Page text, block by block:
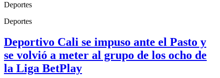
Deportes
Deportes
Deportivo Cali se impuso ante el Pasto y
se volvió a meter al grupo de los ocho de
la Liga BetPlay